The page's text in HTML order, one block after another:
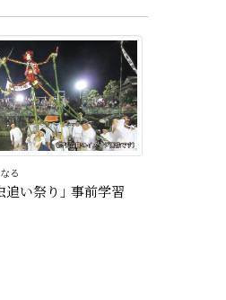
る
追い祭り｣ 事前学習